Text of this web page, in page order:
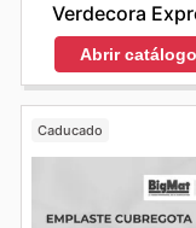
Verdecora
Abrir catálogo
Caducado